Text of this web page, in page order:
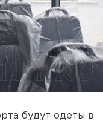
будут одеты в